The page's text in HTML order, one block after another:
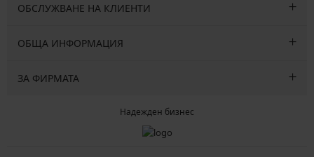
ОБСЛУЖВАНЕ НА КЛИЕНТИ
ОБЩА ИНФОРМАЦИЯ
ЗА ФИРМАТА
Надежден бизнес